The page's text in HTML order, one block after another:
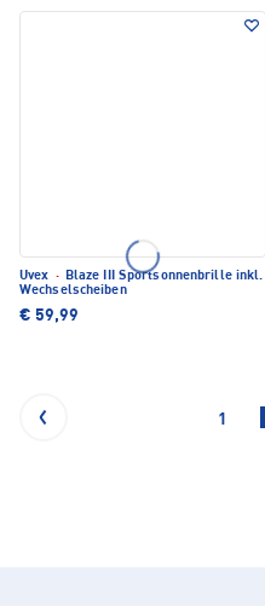
Uvex · Blaze III Sportsonnenbrille inkl.
Wechselscheiben
€ 59,99
1